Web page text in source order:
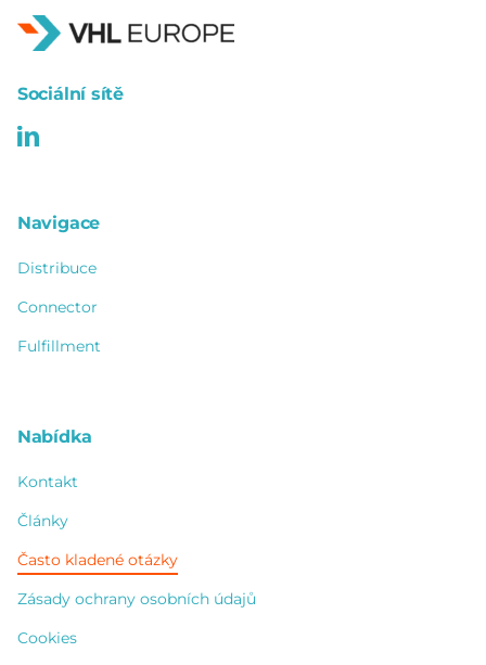
Sociální sítě
Navigace
Distribuce
Connector
Fulfillment
Nabídka
Kontakt
Články
Často kladené otázky
Zásady ochrany osobních údajů
Cookies